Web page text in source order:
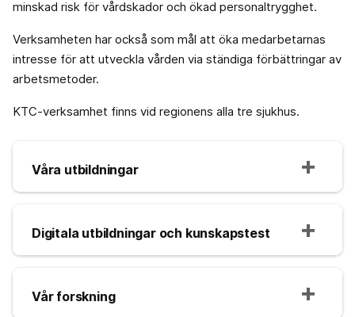
minskad risk för vårdskador och ökad personaltrygghet.
Verksamheten har också som mål att öka medarbetarnas
intresse för att utveckla vården via ständiga förbättringar av
arbetsmetoder.
KTC-verksamhet finns vid regionens alla tre sjukhus.
Våra utbildningar
Digitala utbildningar och kunskapstest
Vår forskning